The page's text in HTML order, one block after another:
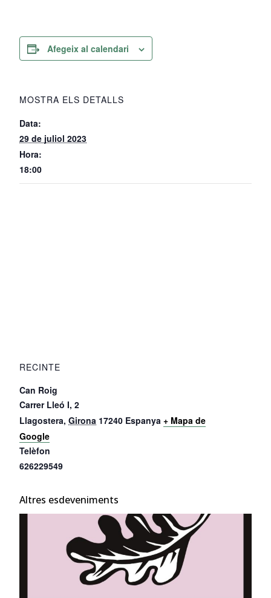
Afegeix al calendari
MOSTRA ELS DETALLS
Data:
29 de juliol 2023
Hora:
18:00
RECINTE
Can Roig
Carrer Lleó I, 2
Llagostera, Girona 17240 Espanya + Mapa de
Google
Telèfon
626229549
Altres esdeveniments